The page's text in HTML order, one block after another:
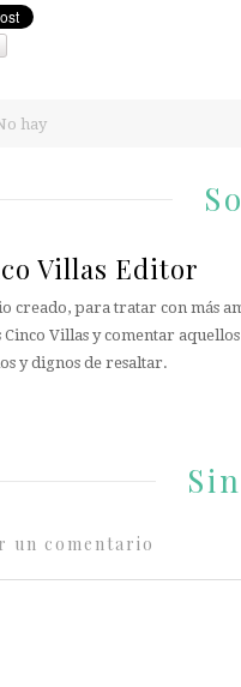
hay
Villas Editor
creado, para tratar con más
Cinco Villas y comentar
y dignos de resaltar.
un comentario